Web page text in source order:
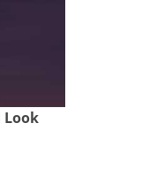
Look